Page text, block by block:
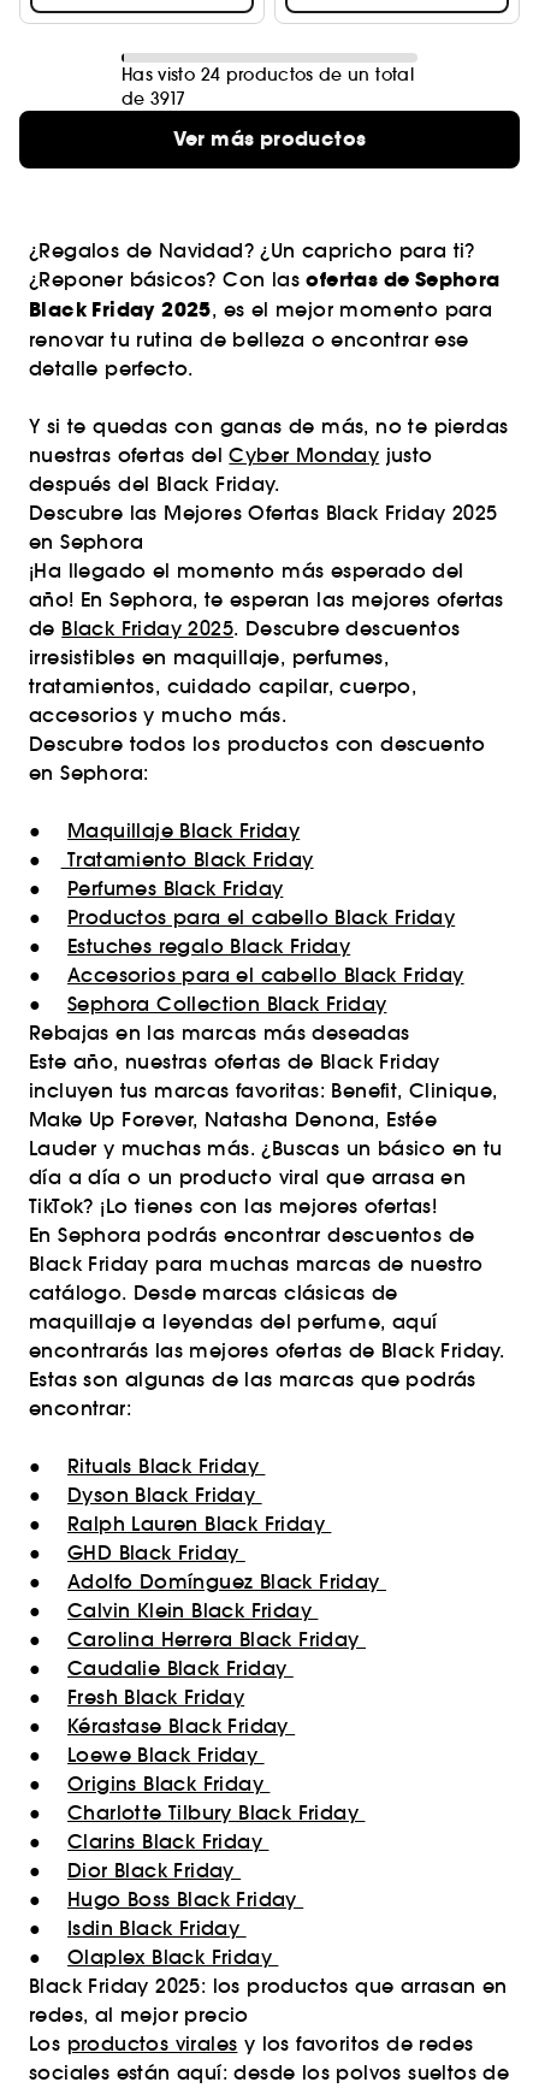
Has visto 24 productos de un total
de 3917
Ver más productos
¿Regalos de Navidad? ¿Un capricho para ti?
¿Reponer básicos? Con lasofertas de Sephora
Black Friday 2025, es el mejor momento para
renovar tu rutina de belleza o encontrar ese
detalle perfecto.
Y si te quedas con ganas de más, no te pierdas
nuestras ofertas delCyber Monday justo
después del Black Friday.
Descubre las Mejores Ofertas Black Friday 2025
en Sephora
¡Ha llegado el momento más esperado del
año! En Sephora, te esperan las mejores ofertas
de Black Friday 2025. Descubre descuentos
irresistibles en maquillaje, perfumes,
tratamientos, cuidado capilar, cuerpo,
accesorios y mucho más.
Descubre todos los productos con descuento
en Sephora:
● Maquillaje Black Friday
●
Tratamiento Black Friday
● Perfumes Black Friday
● Productos para el cabello Black Friday
● Estuches regalo Black Friday
● Accesorios para el cabello Black Friday
● Sephora Collection Black Friday
Rebajas en las marcas más deseadas
Este año, nuestras ofertas de Black Friday
incluyen tus marcas favoritas: Benefit, Clinique,
Make Up Forever, Natasha Denona, Estée
Lauder y muchas más. ¿Buscas un básico en tu
día a día o un producto viral que arrasa en
TikTok? ¡Lo tienes con las mejores ofertas!
En Sephora podrás encontrar descuentos de
Black Friday para muchas marcas de nuestro
catálogo. Desde marcas clásicas de
maquillaje a leyendas del perfume, aquí
encontrarás las mejores ofertas de Black Friday.
Estas son algunas de las marcas que podrás
encontrar:
● Rituals Black Friday
● Dyson Black Friday
● Ralph Lauren Black Friday
● GHD Black Friday
● Adolfo Domínguez Black Friday
● Calvin Klein Black Friday
● Carolina Herrera Black Friday
● Caudalie Black Friday
● Fresh Black Friday
● Kérastase Black Friday
● Loewe Black Friday
● Origins Black Friday
● Charlotte Tilbury Black Friday
● Clarins Black Friday
● Dior Black Friday
● Hugo Boss Black Friday
● Isdin Black Friday
● Olaplex Black Friday
Black Friday 2025: los productos que arrasan en
redes, al mejor precio
Los productos virales y los favoritos de redes
sociales están aquí: desde los polvos sueltos de